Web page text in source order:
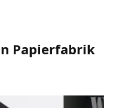
Papierfabrik